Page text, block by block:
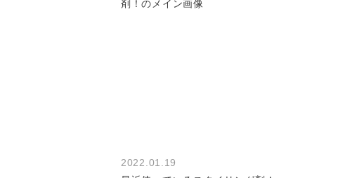
2022.01.19